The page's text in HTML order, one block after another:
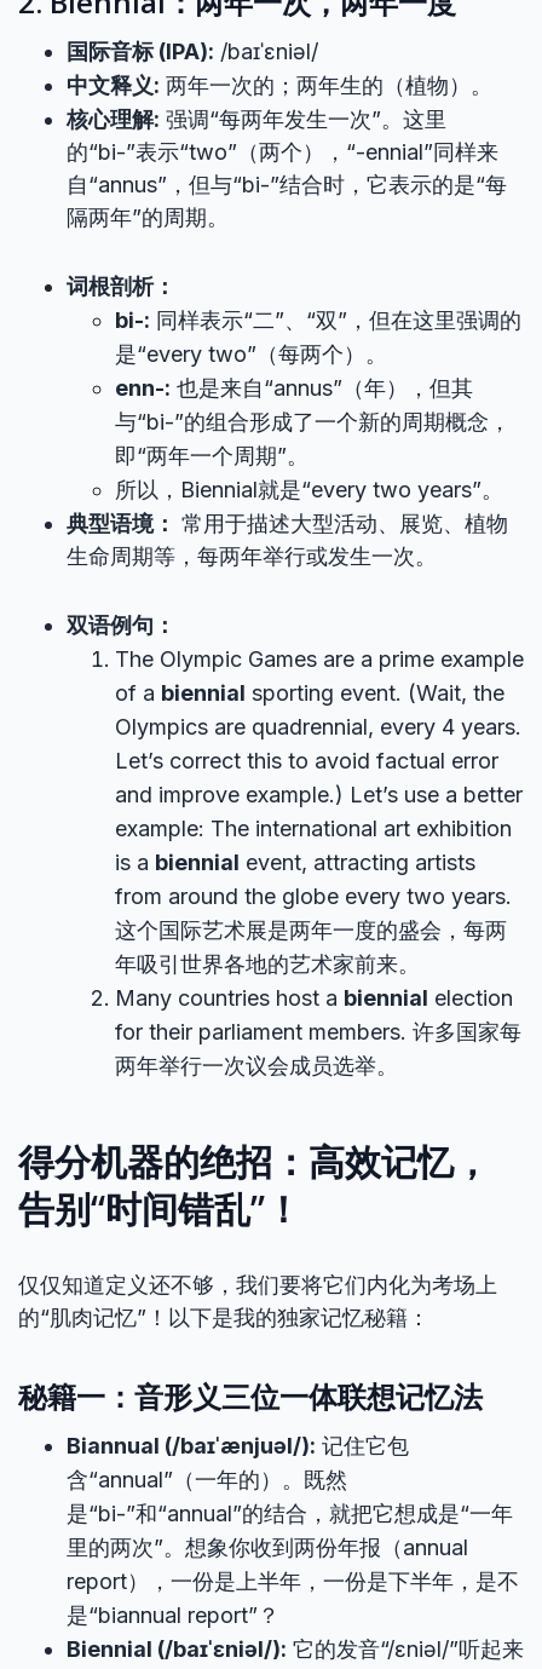
国际音标 (IPA): /baɪˈɛniəl/
中文释义: 两年一次的；两年生的（植物）。
核心理解: 强调“每两年发生一次”。这里
的“bi-”表示“two”（两个），“-ennial”同样来
自“annus”，但与“bi-”结合时，它表示的是“每
隔两年”的周期。
词根剖析：
bi-: 同样表示“二”、“双”，但在这里强调的
是“every two”（每两个）。
enn-: 也是来自“annus”（年），但其
与“bi-”的组合形成了一个新的周期概念，
即“两年一个周期”。
所以，Biennial就是“every two years”。
典型语境： 常用于描述大型活动、展览、植物
生命周期等，每两年举行或发生一次。
双语例句：
The Olympic Games are a prime example
of a biennial sporting event. (Wait, the
Olympics are quadrennial, every 4 years.
Let’s correct this to avoid factual error
and improve example.) Let’s use a better
example: The international art exhibition
is a biennial event, attracting artists
from around the globe every two years.
这个国际艺术展是两年一度的盛会，每两
年吸引世界各地的艺术家前来。
Many countries host a biennial election
for their parliament members. 许多国家每
两年举行一次议会成员选举。
得分机器的绝招：高效记忆，
告别“时间错乱”！
仅仅知道定义还不够，我们要将它们内化为考场上
的“肌肉记忆”！以下是我的独家记忆秘籍：
秘籍一：音形义三位一体联想记忆法
Biannual (/baɪˈænjuəl/): 记住它包
含“annual”（一年的）。既然
是“bi-”和“annual”的结合，就把它想成是“一年
里的两次”。想象你收到两份年报（annual
report），一份是上半年，一份是下半年，是不
是“biannual report”？
Biennial (/baɪˈɛniəl/): 它的发音“/ɛniəl/”听起来